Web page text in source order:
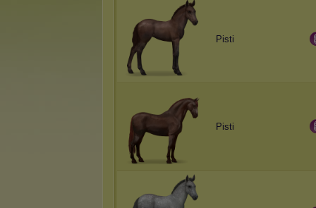
Pisti
Pisti